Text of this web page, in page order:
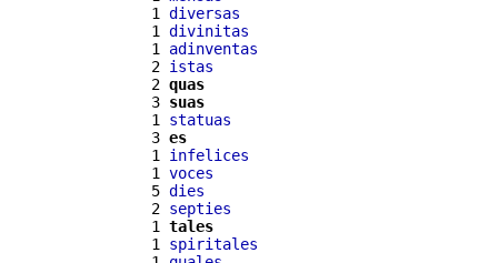
  1
diversas
  1
divinitas
  1
adinventas
  2
istas
  2
quas
  3
suas
  1
statuas
  3
es
  1
infelices
  1
voces
  5
dies
  2
septies
  1
tales
  1
spiritales